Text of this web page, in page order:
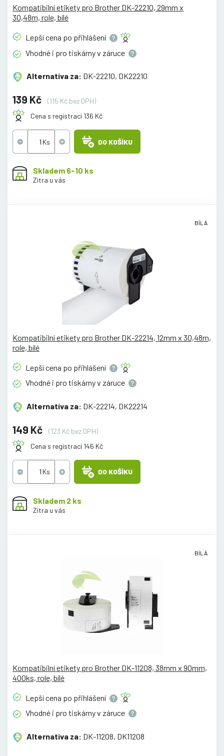
Kompatibilní etikety pro Brother DK-22210, 29mm x
30,48m, role, bílé
Lepší cena po přihlášení
Vhodné i pro tiskárny v záruce
Alternativa za: DK-22210, DK22210
139 Kč
(115 Kč bez DPH)
Cena s registrací 136 Kč
DO KOŠÍKU
Skladem 6-10 ks
Zítra u vás
BÍLÁ
Kompatibilní etikety pro Brother DK-22214, 12mm x 30,48m,
role, bílé
Lepší cena po přihlášení
Vhodné i pro tiskárny v záruce
Alternativa za: DK-22214, DK22214
149 Kč
(123 Kč bez DPH)
Cena s registrací 146 Kč
DO KOŠÍKU
Skladem 2 ks
Zítra u vás
BÍLÁ
Kompatibilní etikety pro Brother DK-11208, 38mm x 90mm,
400ks, role, bílé
Lepší cena po přihlášení
Vhodné i pro tiskárny v záruce
Alternativa za: DK-11208, DK11208